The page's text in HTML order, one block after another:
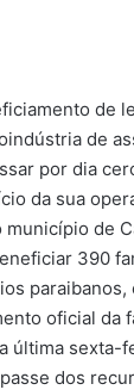
de
de
por dia
da sua
de
390
paraibanos,
oficial da
última sexta-
dos